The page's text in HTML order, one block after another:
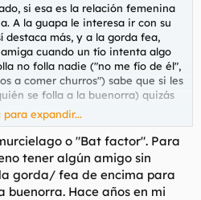
si esa es la relación femenina
A la guapa le interesa ir con su
destaca más, y a la gorda fea,
cuando un tío intenta algo
no folla nadie ("no me fío de él",
a comer churros") sabe que si les
se folla a la buenorra) quizás
para expandir...
o "Bat factor". Para
tener algún amigo sin
gorda/ fea de encima para
buenorra. Hace años en mi